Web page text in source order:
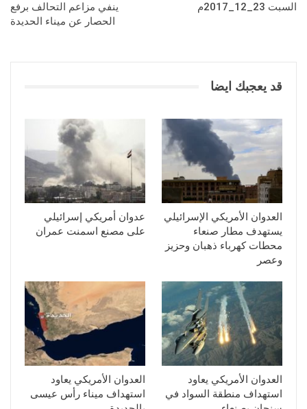
السبت 23_12_2017م
ينفي مزاعم التحالف برفع
الحصار عن ميناء الحديدة
قد يعجبك ايضا
العدوان الأمريكي الإسرائيلي
يستهدف مطار صنعاء
محطات كهرباء ذهبان وحزيز
وعصر
عدوان أمريكي إسرائيلي
على مصنع اسمنت عمران
العدوان الأمريكي يعاود
استهداف منطقة السواد في
العدوان الأمريكي يعاود
استهداف ميناء رأس عيسى